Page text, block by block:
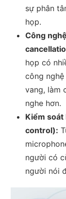
sự phân
họp.
Công
họp có
công
vang, làm
nghe hơn.
Kiểm
control):
người có
người nói